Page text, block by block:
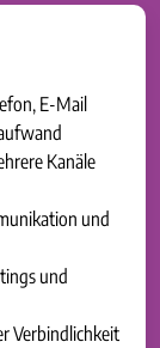
E-Mail
Kanäle
und
und
Verbindlichkeit